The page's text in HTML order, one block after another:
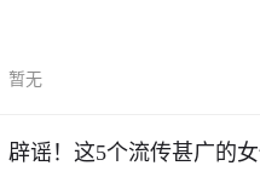
暂无
辟谣！这5个流传甚广的